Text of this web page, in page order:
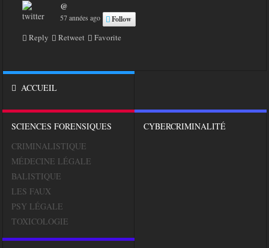
@
57 années ago Follow
Reply Retweet Favorite
ACCUEIL
SCIENCES FORENSIQUES
CRIMINALISTIQUE
MÉDECINE LÉGALE
BALISTIQUE
LES FAUX
PSY LÉGALE
TOXICOLOGIE
CYBERCRIMINALITÉ